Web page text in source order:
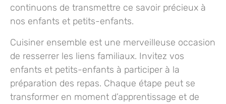
continuons de transmettre ce savoir précieux à
nos enfants et petits-enfants.
Cuisiner ensemble est une merveilleuse occasion
de resserrer les liens familiaux. Invitez vos
enfants et petits-enfants à participer à la
préparation des repas. Chaque étape peut se
transformer en moment d’apprentissage et de